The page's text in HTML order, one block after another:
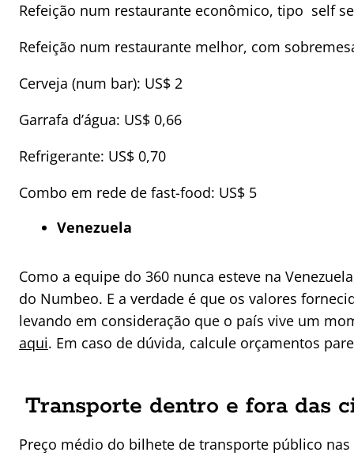
Refeição num restaurante econômico, tipo self
Refeição num restaurante melhor, com
Cerveja (num bar): US$ 2
Garrafa d’água: US$ 0,66
Refrigerante: US$ 0,70
Combo em rede de fast-food: US$ 5
Venezuela
Como a equipe do 360 nunca esteve na
do Numbeo. E a verdade é que os valores
levando em consideração que o país vive um
aqui. Em caso de dúvida, calcule orçamentos
Transporte dentro e fora das
Preço médio do bilhete de transporte público